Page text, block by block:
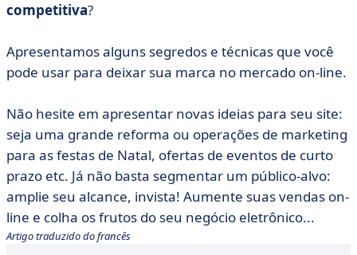
competitiva?
Apresentamos alguns segredos e técnicas que você
pode usar para deixar sua marca no mercado on-line.
Não hesite em apresentar novas ideias para seu site:
seja uma grande reforma ou operações de marketing
para as festas de Natal, ofertas de eventos de curto
prazo etc. Já não basta segmentar um público-alvo:
amplie seu alcance, invista! Aumente suas vendas on-
line e colha os frutos do seu negócio eletrônico...
Artigo traduzido do francês